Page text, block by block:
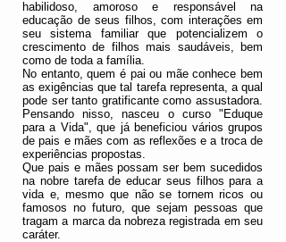
habilidoso, amoroso e responsável na
educação de seus filhos, com interações em
seu sistema familiar que potencializem o
crescimento de filhos mais saudáveis, bem
como de toda a família.
No entanto, quem é pai ou mãe conhece bem
as exigências que tal tarefa representa, a qual
pode ser tanto gratificante como assustadora.
Pensando nisso, nasceu o curso "Eduque
para a Vida", que já beneficiou vários grupos
de pais e mães com as reflexões e a troca de
experiências propostas.
Que pais e mães possam ser bem sucedidos
na nobre tarefa de educar seus filhos para a
vida e, mesmo que não se tornem ricos ou
famosos no futuro, que sejam pessoas que
tragam a marca da nobreza registrada em seu
caráter.